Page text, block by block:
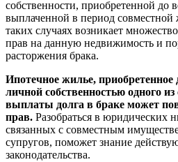
собственности, приобретенной до
выплаченной в период
таких случаях возникает
прав на данную недвижимость и
расторжения брака.
Ипотечное жилье, приобретенное
личной собственностью одного
выплаты долга в браке может
прав. Разобраться в юридических
связанных с совместным
супругов, поможет знание
законодательства.